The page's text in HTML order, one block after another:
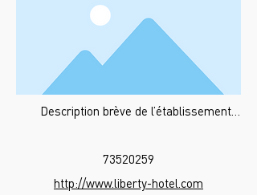
Description brève de l’établissement…
73520259
http://www.liberty-hotel.com